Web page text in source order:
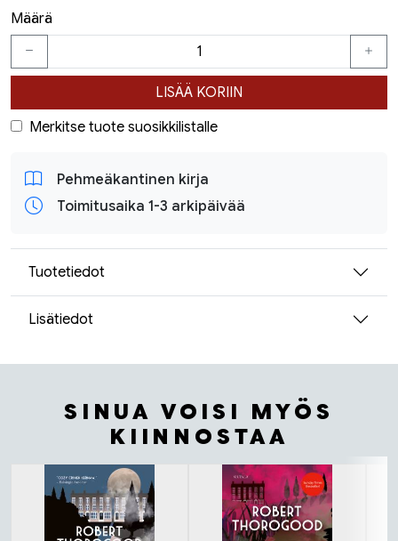
Määrä
LISÄÄ KORIIN
Merkitse tuote suosikkilistalle
Pehmeäkantinen kirja
Toimitusaika 1-3 arkipäivää
Tuotetiedot
Lisätiedot
SINUA VOISI MYÖS
KIINNOSTAA
Tuoteluettelon alku